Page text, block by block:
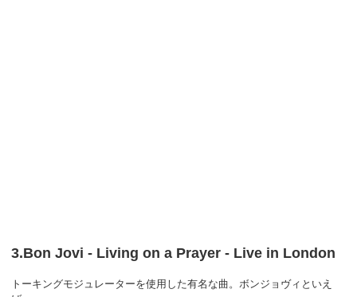
3.Bon Jovi - Living on a Prayer - Live in London
トーキングモジュレーターを使用した有名な曲。ボンジョヴィといえ